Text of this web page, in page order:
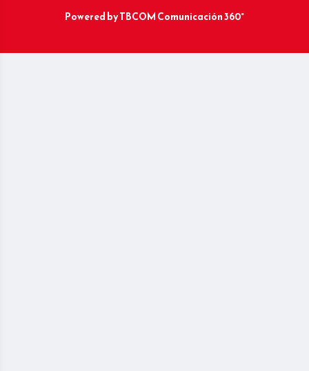
Powered byTBCOM Comunicación 360°